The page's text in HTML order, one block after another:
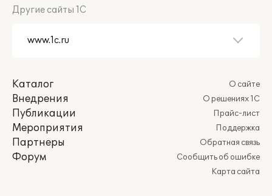
Другие сайты 1С
Каталог
Внедрения
Публикации
Мероприятия
Партнеры
Форум
О сайте
О решениях 1С
Прайс-лист
Поддержка
Обратная связь
Сообщить об ошибке
Карта сайта